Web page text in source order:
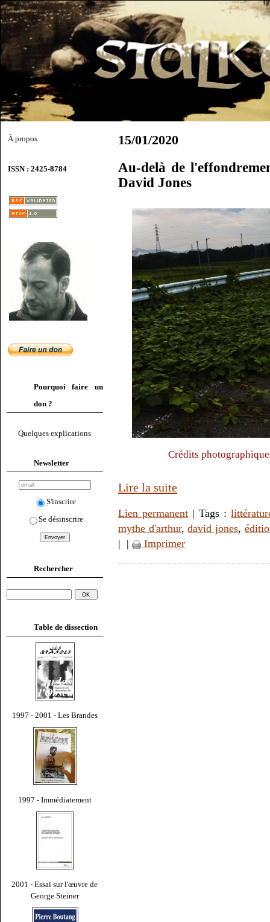
À propos
ISSN : 2425-8784
Pourquoi faire un
don ?
Quelques explications
Newsletter
S'inscrire
Se désinscrire
Rechercher
Table de dissection
1997 - 2001 - Les Brandes
1997 - Immédiatement
2001 - Essai sur l'œuvre de
George Steiner
15/01/2020
Au-delà de
David Jones
Crédits
Lire la suite
Lien permanent | Tags :
mythe d'arthur,david jones,
| | Imprimer